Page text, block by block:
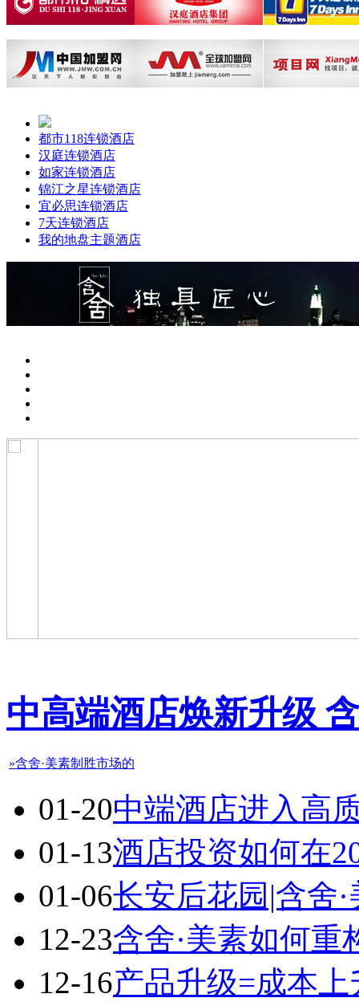
都市118连锁酒店
汉庭连锁酒店
如家连锁酒店
锦江之星连锁酒店
宜必思连锁酒店
7天连锁酒店
我的地盘主题酒店
中高端酒店焕新升级
»含舍·美素制胜市场的
01-20中端酒店进入高
01-13酒店投资如何在
01-06长安后花园|含舍
12-23含舍·美素如何
12-16产品升级=成本